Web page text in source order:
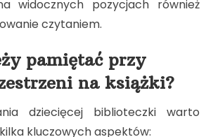
widocznych pozycjach również
czytaniem.
pamiętać przy
na książki?
dziecięcej biblioteczki warto
kluczowych aspektów: